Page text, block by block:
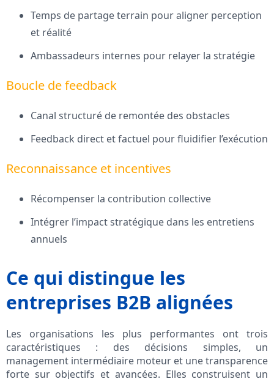
Temps de partage terrain pour aligner perception
et réalité
Ambassadeurs internes pour relayer la stratégie
Boucle de feedback
Canal structuré de remontée des obstacles
Feedback direct et factuel pour fluidifier l’exécution
Reconnaissance et incentives
Récompenser la contribution collective
Intégrer l’impact stratégique dans les entretiens
annuels
Ce qui distingue les
entreprises B2B alignées
Les organisations les plus performantes ont trois
caractéristiques : des décisions simples, un
management intermédiaire moteur et une transparence
forte sur objectifs et avancées. Elles construisent un